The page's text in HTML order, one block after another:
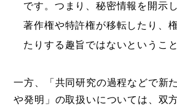
です。つまり、秘密情報を開示
著作権や特許権が移転したり、
たりする趣旨ではないということ
一方、「共同研究の過程などで新
や発明」の取扱いについては、双